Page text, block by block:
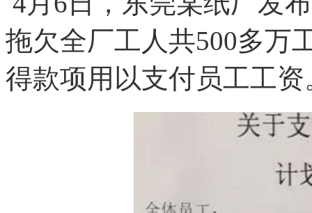
拖欠全厂工人共500多万
得款项用以支付员工工